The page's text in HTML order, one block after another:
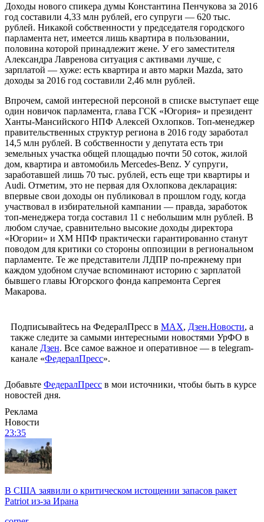
Доходы нового спикера думы Константина Пенчукова за 2016
год составили 4,33 млн рублей, его супруги — 620 тыс.
рублей. Никакой собственности у председателя городского
парламента нет, имеется лишь квартира в пользовании,
половина которой принадлежит жене. У его заместителя
Александра Лавренова ситуация с активами лучше, с
зарплатой — хуже: есть квартира и авто марки Mazda, зато
доходы за 2016 год составили 2,46 млн рублей.
Впрочем, самой интересной персоной в списке выступает еще
один новичок парламента, глава ГСК «Югория» и президент
Ханты-Мансийского НПФ Алексей Охлопков. Топ-менеджер
правительственных структур региона в 2016 году заработал
14,5 млн рублей. В собственности у депутата есть три
земельных участка общей площадью почти 50 соток, жилой
дом, квартира и автомобиль Mercedes-Benz. У супруги,
заработавшей лишь 70 тыс. рублей, есть еще три квартиры и
Audi. Отметим, это не первая для Охлопкова декларация:
впервые свои доходы он публиковал в прошлом году, когда
участвовал в избирательной кампании — правда, заработок
топ-менеджера тогда составил 11 с небольшим млн рублей. В
любом случае, сравнительно высокие доходы директора
«Югории» и ХМ НПФ практически гарантированно станут
поводом для критики со стороны оппозиции в региональном
парламенте. Те же представители ЛДПР по-прежнему при
каждом удобном случае вспоминают историю с зарплатой
бывшего главы Югорского фонда капремонта Сергея
Макарова.
Подписывайтесь на ФедералПресс в МАХ, Дзен.Новости, а
также следите за самыми интересными новостями УрФО в
канале Дзен. Все самое важное и оперативное — в telegram-
канале «ФедералПресс».
Добавьте ФедералПресс в мои источники, чтобы быть в курсе
новостей дня.
Реклама
Новости
23:35
В США заявили о критическом истощении запасов ракет
Patriot из-за Ирана